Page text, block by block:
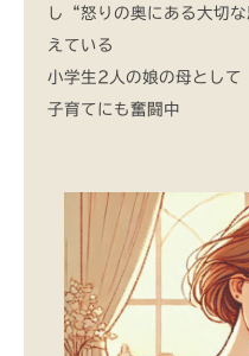
し“怒りの奥にある大切
えている
小学生2人の娘の母として
子育てにも奮闘中